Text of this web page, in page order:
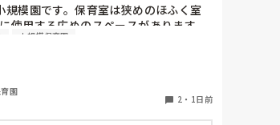
規模園です。保育室は狭めのほふく室
使用する広めのスペースがあります。
回ったりして落ち着かないので、活動
レタンのような素材で軽いので、ちょ
と倒れたり、つかまり立ちが不安定な
共倒れになったりで危険です。かと言っ
まうと活動によって柔軟に移動すること
小規模保育園
園
2 ・ 1日前